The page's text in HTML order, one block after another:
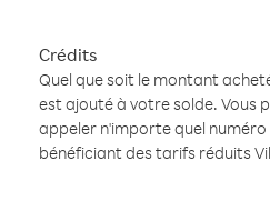
Crédits
Quel que soit le montant
est ajouté à votre solde. Vous
appeler n'importe quel numéro
bénéficiant des tarifs réduits